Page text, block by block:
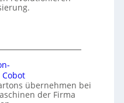
übernehmen bei
der Firma